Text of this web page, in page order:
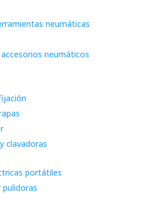
neumáticas
neumáticos
clavadoras
portátiles
pulidoras